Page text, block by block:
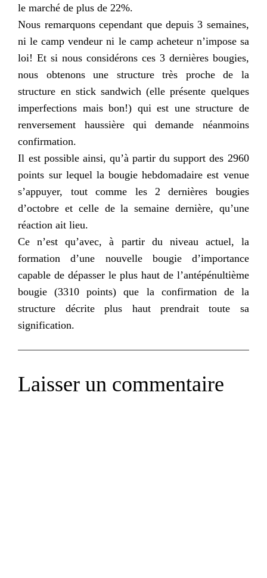
le marché de plus de 22%.
Nous remarquons cependant que depuis 3 semaines,
ni le camp vendeur ni le camp acheteur n’impose sa
loi! Et si nous considérons ces 3 dernières bougies,
nous obtenons une structure très proche de la
structure en stick sandwich (elle présente quelques
imperfections mais bon!) qui est une structure de
renversement haussière qui demande néanmoins
confirmation.
Il est possible ainsi, qu’à partir du support des 2960
points sur lequel la bougie hebdomadaire est venue
s’appuyer, tout comme les 2 dernières bougies
d’octobre et celle de la semaine dernière, qu’une
réaction ait lieu.
Ce n’est qu’avec, à partir du niveau actuel, la
formation d’une nouvelle bougie d’importance
capable de dépasser le plus haut de l’antépénultième
bougie (3310 points) que la confirmation de la
structure décrite plus haut prendrait toute sa
signification.
Laisser un commentaire